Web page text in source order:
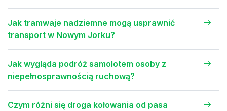
Jak tramwaje nadziemne mogą usprawnić
transport w Nowym Jorku?
Jak wygląda podróż samolotem osoby z
niepełnosprawnością ruchową?
Czym różni się droga kołowania od pasa